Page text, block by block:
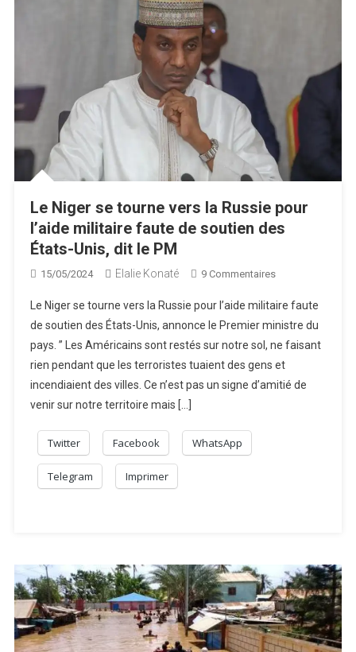
Le Niger se tourne vers la Russie pour
l’aide militaire faute de soutien des
États-Unis, dit le PM
15/05/2024 Elalie Konaté 9 CommentairesSur
Niger
Se
Tourne
Vers
La
Unis,
Dit
Le
PM
Le Niger se tourne vers la Russie pour l’aide militaire faute
de soutien des États-Unis, annonce le Premier ministre du
pays. ” Les Américains sont restés sur notre sol, ne faisant
rien pendant que les terroristes tuaient des gens et
incendiaient des villes. Ce n’est pas un signe d’amitié de
venir sur notre territoire mais […]
Twitter Facebook WhatsApp
Telegram Imprimer